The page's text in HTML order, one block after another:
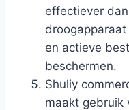
effectiever
en actieve
beschermen.
Shuliy
maakt gebruik